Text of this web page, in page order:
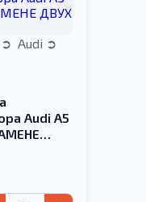
Audi
Audi A5